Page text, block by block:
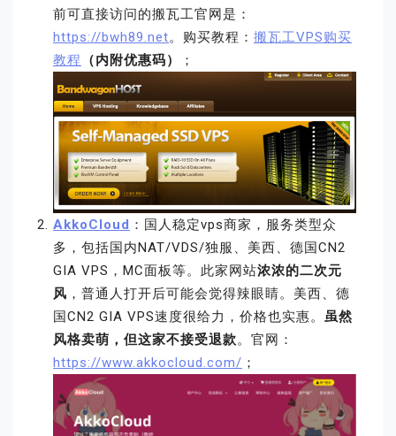
前可直接访问的搬瓦工官网是：
https://bwh89.net。购买教程： 搬瓦工VPS购买
教程
（内附优惠码） ；
AkkoCloud ：国人稳定vps商家，服务类型众
多，包括国内NAT/VDS/独服、美西、德国CN2
GIA VPS，MC面板等。此家网站浓浓的二次元
风 ，普通人打开后可能会觉得辣眼睛。美西、德
国CN2 GIA VPS速度很给力，价格也实惠。 虽然
风格卖萌，但这家不接受退款。官网：
https://www.akkocloud.com/ ；